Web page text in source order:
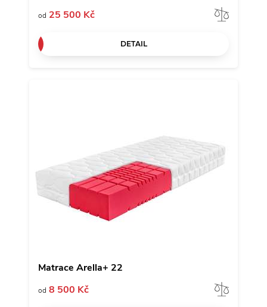
od 25 500 Kč
DETAIL
Matrace Arella+ 22
od 8 500 Kč